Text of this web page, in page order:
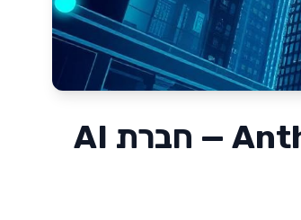
Anthropic, Blackstone, Goldman Sachs — חברת AI